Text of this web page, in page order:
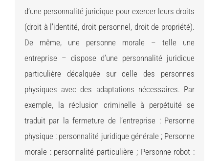
d’une personnalité juridique pour exercer leurs droits
(droit à l’identité, droit personnel, droit de propriété).
De même, une personne morale – telle une
entreprise – dispose d’une personnalité juridique
particulière décalquée sur celle des personnes
physiques avec des adaptations nécessaires. Par
exemple, la réclusion criminelle à perpétuité se
traduit par la fermeture de l’entreprise : Personne
physique : personnalité juridique générale ; Personne
morale : personnalité particulière ; Personne robot :